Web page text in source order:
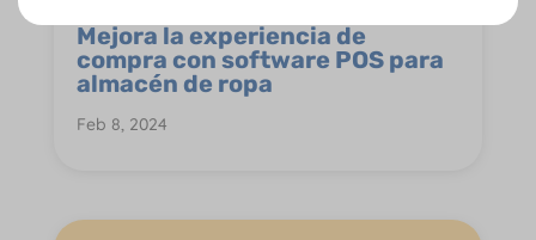
Mejora la experiencia de
compra con software POS para
almacén de ropa
Feb 8, 2024